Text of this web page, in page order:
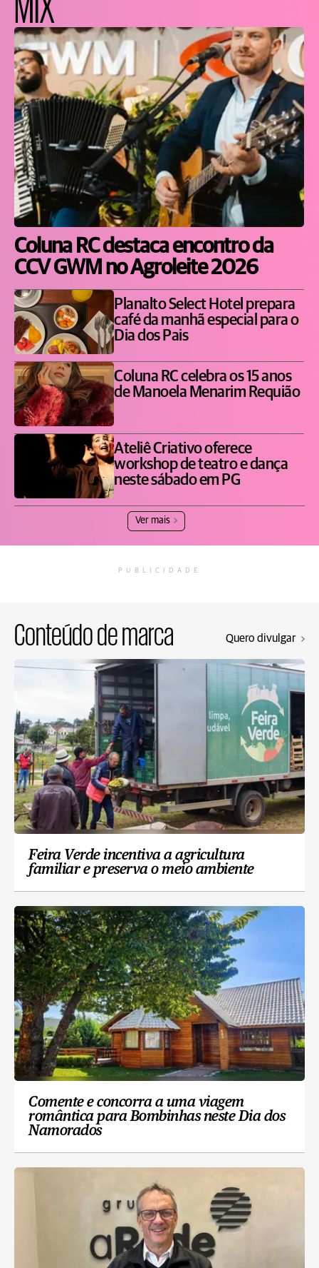
Coluna RC destaca encontro da
CCV GWM no Agroleite 2026
Planalto Select Hotel prepara
café da manhã especial para o
Dia dos Pais
Coluna RC celebra os 15 anos
de Manoela Menarim Requião
Ateliê Criativo oferece
workshop de teatro e dança
neste sábado em PG
Ver mais
PUBLICIDADE
Conteúdo de marca Quero divulgar
Feira Verde incentiva a agricultura
familiar e preserva o meio ambiente
Comente e concorra a uma viagem
romântica para Bombinhas neste Dia dos
Namorados